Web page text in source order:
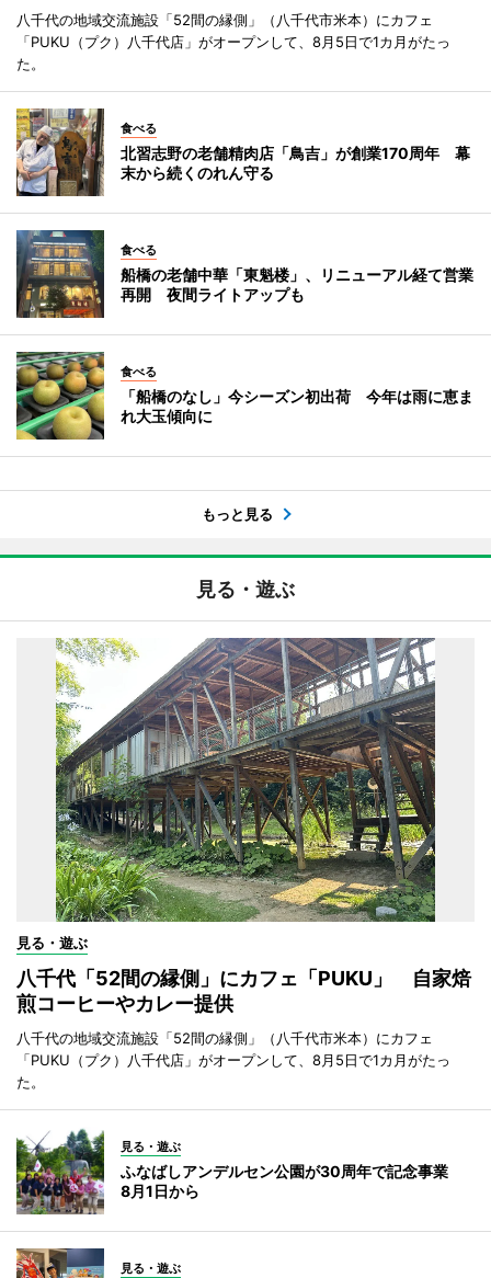
八千代の地域交流施設「52間の縁側」（八千代市米本）にカフェ
「PUKU（プク）八千代店」がオープンして、8月5日で1カ月がたっ
た。
食べる
北習志野の老舗精肉店「鳥吉」が創業170周年 幕
末から続くのれん守る
食べる
船橋の老舗中華「東魁楼」、リニューアル経て営業
再開 夜間ライトアップも
食べる
「船橋のなし」今シーズン初出荷 今年は雨に恵ま
れ大玉傾向に
もっと見る
見る・遊ぶ
見る・遊ぶ
八千代「52間の縁側」にカフェ「PUKU」 自家焙
煎コーヒーやカレー提供
八千代の地域交流施設「52間の縁側」（八千代市米本）にカフェ
「PUKU（プク）八千代店」がオープンして、8月5日で1カ月がたっ
た。
見る・遊ぶ
ふなばしアンデルセン公園が30周年で記念事業
8月1日から
見る・遊ぶ